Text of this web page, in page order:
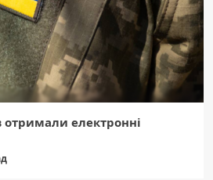
отримали електронні